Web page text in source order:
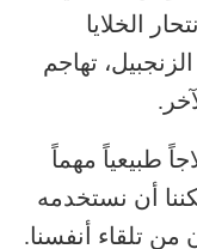
الخلايا
تهاجم
طبيعياً مهماً
أن نستخدمه
من تلقاء أنفسنا.